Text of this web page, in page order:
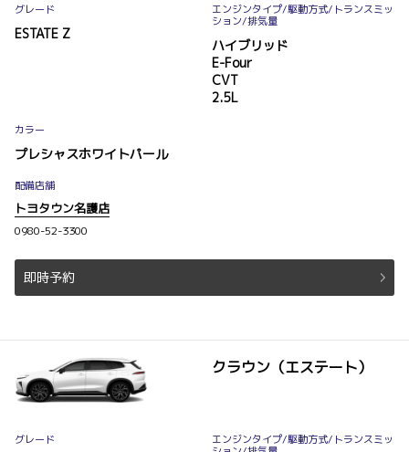
グレード
ESTATE Z
エンジンタイプ/駆動方式/ トランスミッ
ション/排気量
ハイブリッド
E-Four
CVT
2.5L
カラー
プレシャスホワイトパール
配備店舗
トヨタウン名護店
0980-52-3300
即時予約
クラウン（エステート）
グレード エンジンタイプ/駆動方式/ トランスミッ